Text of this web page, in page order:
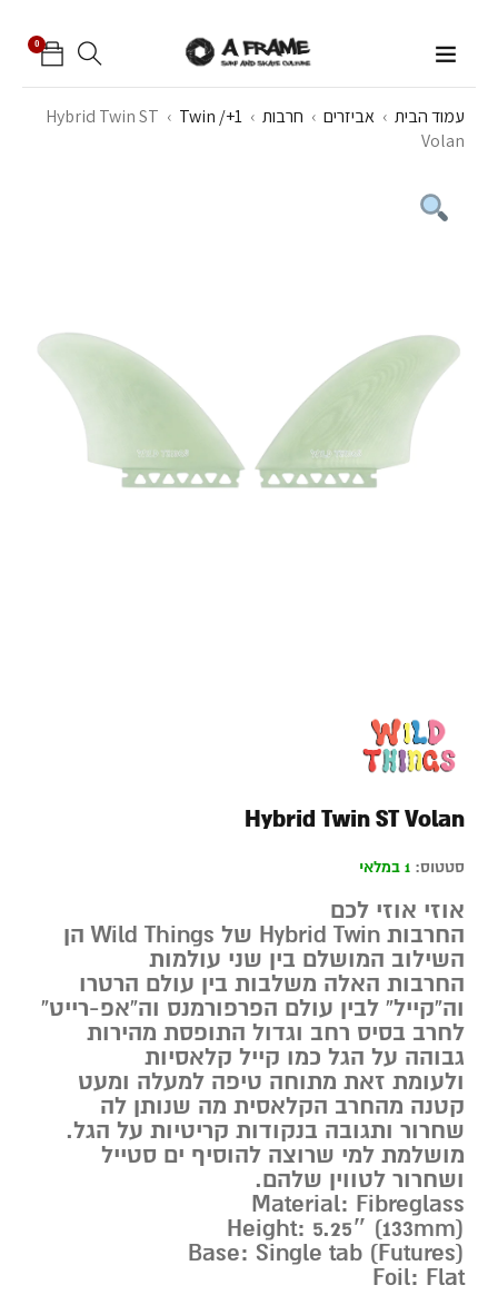
0
עמוד הבית › אביזרים › חרבות ›
Twin /+1
›
Hybrid Twin ST
Volan
Hybrid Twin ST Volan
סטטוס: 1 במלאי
אוזי אוזי לכם
החרבות Hybrid Twin של Wild Things הן
השילוב המושלם בין שני עולמות
החרבות האלה משלבות בין עולם הרטרו
וה”קייל” לבין עולם הפרפורמנס וה”אפ-רייט”
לחרב בסיס רחב וגדול התופסת מהירות
גבוהה על הגל כמו קייל קלאסיות
ולעומת זאת מתוחה טיפה למעלה ומעט
קטנה מהחרב הקלאסית מה שנותן לה
שחרור ותגובה בנקודות קריטיות על הגל.
מושלמת למי שרוצה להוסיף ים סטייל
ושחרור לטווין שלהם.
Material: Fibreglass
Height: 5.25″ (133mm)
Base: Single tab (Futures)
Foil: Flat